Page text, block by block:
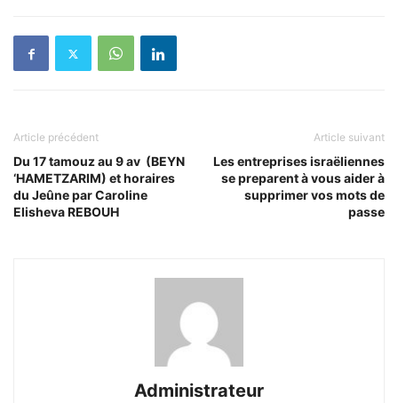
Article précédent
Du 17 tamouz au 9 av (BEYN
‘HAMETZARIM) et horaires
du Jeûne par Caroline
Elisheva REBOUH
Article suivant
Les entreprises israëliennes
se preparent à vous aider à
supprimer vos mots de
passe
Administrateur